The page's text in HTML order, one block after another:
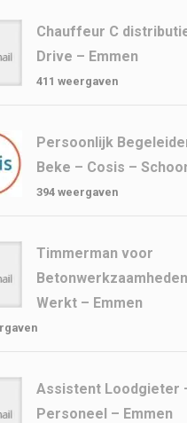
Chauffeur C
Drive – Emmen
411 weergaven
Persoonlijk
Beke – Cosis –
394 weergaven
Timmerman voor
Werkt – Emmen
Assistent Loodgieter
Personeel – Emmen